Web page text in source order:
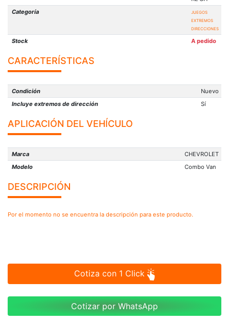
Categoría
JUEGOS
EXTREMOS
DIRECCIONES
Stock A pedido
CARACTERÍSTICAS
Condición
Nuevo
Incluye extremos de dirección
Sí
APLICACIÓN DEL VEHÍCULO
Marca
CHEVROLET
Modelo
Combo Van
DESCRIPCIÓN
Por el momento no se encuentra la descripción para este producto.
Cotiza con 1 Click
Cotizar por WhatsApp